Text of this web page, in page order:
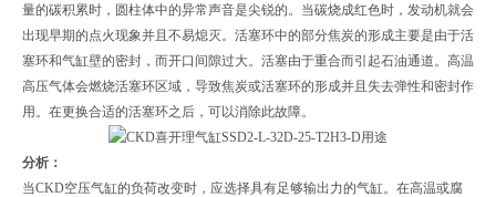
量的碳积累时，圆柱体中的异常声音是尖锐的。当碳烧成红色时，发动机就会
出现早期的点火现象并且不易熄灭。活塞环中的部分焦炭的形成主要是由于活
塞环和气缸壁的密封，而开口间隙过大。活塞由于重合而引起石油通道。高温
高压气体会燃烧活塞环区域，导致焦炭或活塞环的形成并且失去弹性和密封作
用。在更换合适的活塞环之后，可以消除此故障。
分析：
当CKD空压气缸的负荷改变时，应选择具有足够输出力的气缸。在高温或腐